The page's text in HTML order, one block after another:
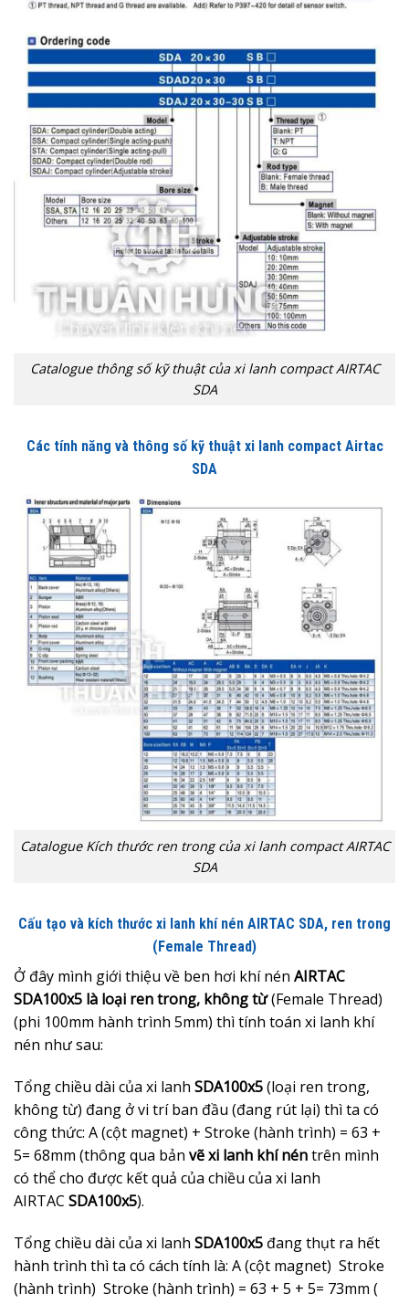
Catalogue thông số kỹ thuật của xi lanh compact AIRTAC
SDA
Các tính năng và thông số kỹ thuật xi lanh compact Airtac
SDA
Catalogue Kích thước ren trong của xi lanh compact AIRTAC
SDA
Cấu tạo và kích thước xi lanh khí nén AIRTAC SDA, ren trong
(Female Thread)
Ở đây mình giới thiệu về ben hơi khí nén AIRTAC
SDA100x5 là loại ren trong, không từ(Female Thread)
(phi 100mm hành trình 5mm) thì tính toán xi lanh khí
nén như sau:
Tổng chiều dài của xi lanh SDA100x5(loại ren trong,
không từ) đang ở vi trí ban đầu (đang rút lại) thì ta có
công thức: A (cột magnet) + Stroke (hành trình) = 63 +
5= 68mm (thông qua bản vẽ xi lanh khí néntrên mình
có thể cho được kết quả của chiều của xi lanh
AIRTAC SDA100x5).
Tổng chiều dài của xi lanh SDA100x5 đang thụt ra hết
hành trình thì ta có cách tính là: A (cột magnet) Stroke
(hành trình) Stroke (hành trình) = 63 + 5 + 5= 73mm (